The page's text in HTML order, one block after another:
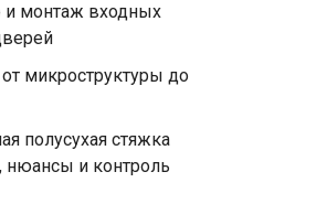
и монтаж входных
микроструктуры до
полусухая стяжка
нюансы и контроль